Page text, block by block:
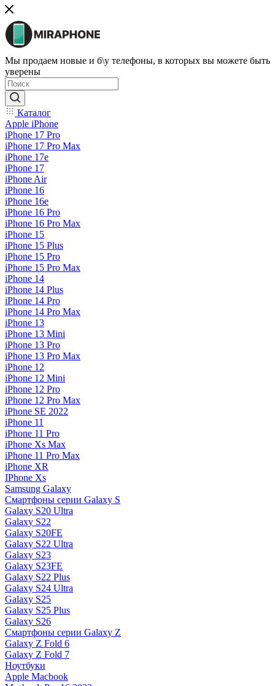
Мы продаем новые и б\у телефоны, в которых вы можете быть
уверены
Каталог
Apple iPhone
iPhone 17 Pro
iPhone 17 Pro Max
iPhone 17e
iPhone 17
iPhone Air
iPhone 16
iPhone 16e
iPhone 16 Pro
iPhone 16 Pro Max
iPhone 15
iPhone 15 Plus
iPhone 15 Pro
iPhone 15 Pro Max
iPhone 14
iPhone 14 Plus
iPhone 14 Pro
iPhone 14 Pro Max
iPhone 13
iPhone 13 Mini
iPhone 13 Pro
iPhone 13 Pro Max
iPhone 12
iPhone 12 Mini
iPhone 12 Pro
iPhone 12 Pro Max
iPhone SE 2022
iPhone 11
iPhone 11 Pro
iPhone Xs Max
iPhone 11 Pro Max
iPhone XR
IPhone Xs
Samsung Galaxy
Смартфоны серии Galaxy S
Galaxy S20 Ultra
Galaxy S22
Galaxy S20FE
Galaxy S22 Ultra
Galaxy S23
Galaxy S23FE
Galaxy S22 Plus
Galaxy S24 Ultra
Galaxy S25
Galaxy S25 Plus
Galaxy S26
Смартфоны серии Galaxy Z
Galaxy Z Fold 6
Galaxy Z Fold 7
Ноутбуки
Apple Macbook